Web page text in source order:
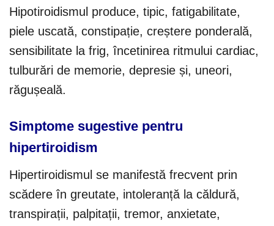
Hipotiroidismul produce, tipic, fatigabilitate,
piele uscată, constipație, creștere ponderală,
sensibilitate la frig, încetinirea ritmului cardiac,
tulburări de memorie, depresie și, uneori,
răgușeală.
Simptome sugestive pentru
hipertiroidism
Hipertiroidismul se manifestă frecvent prin
scădere în greutate, intoleranță la căldură,
transpirații, palpitații, tremor, anxietate,